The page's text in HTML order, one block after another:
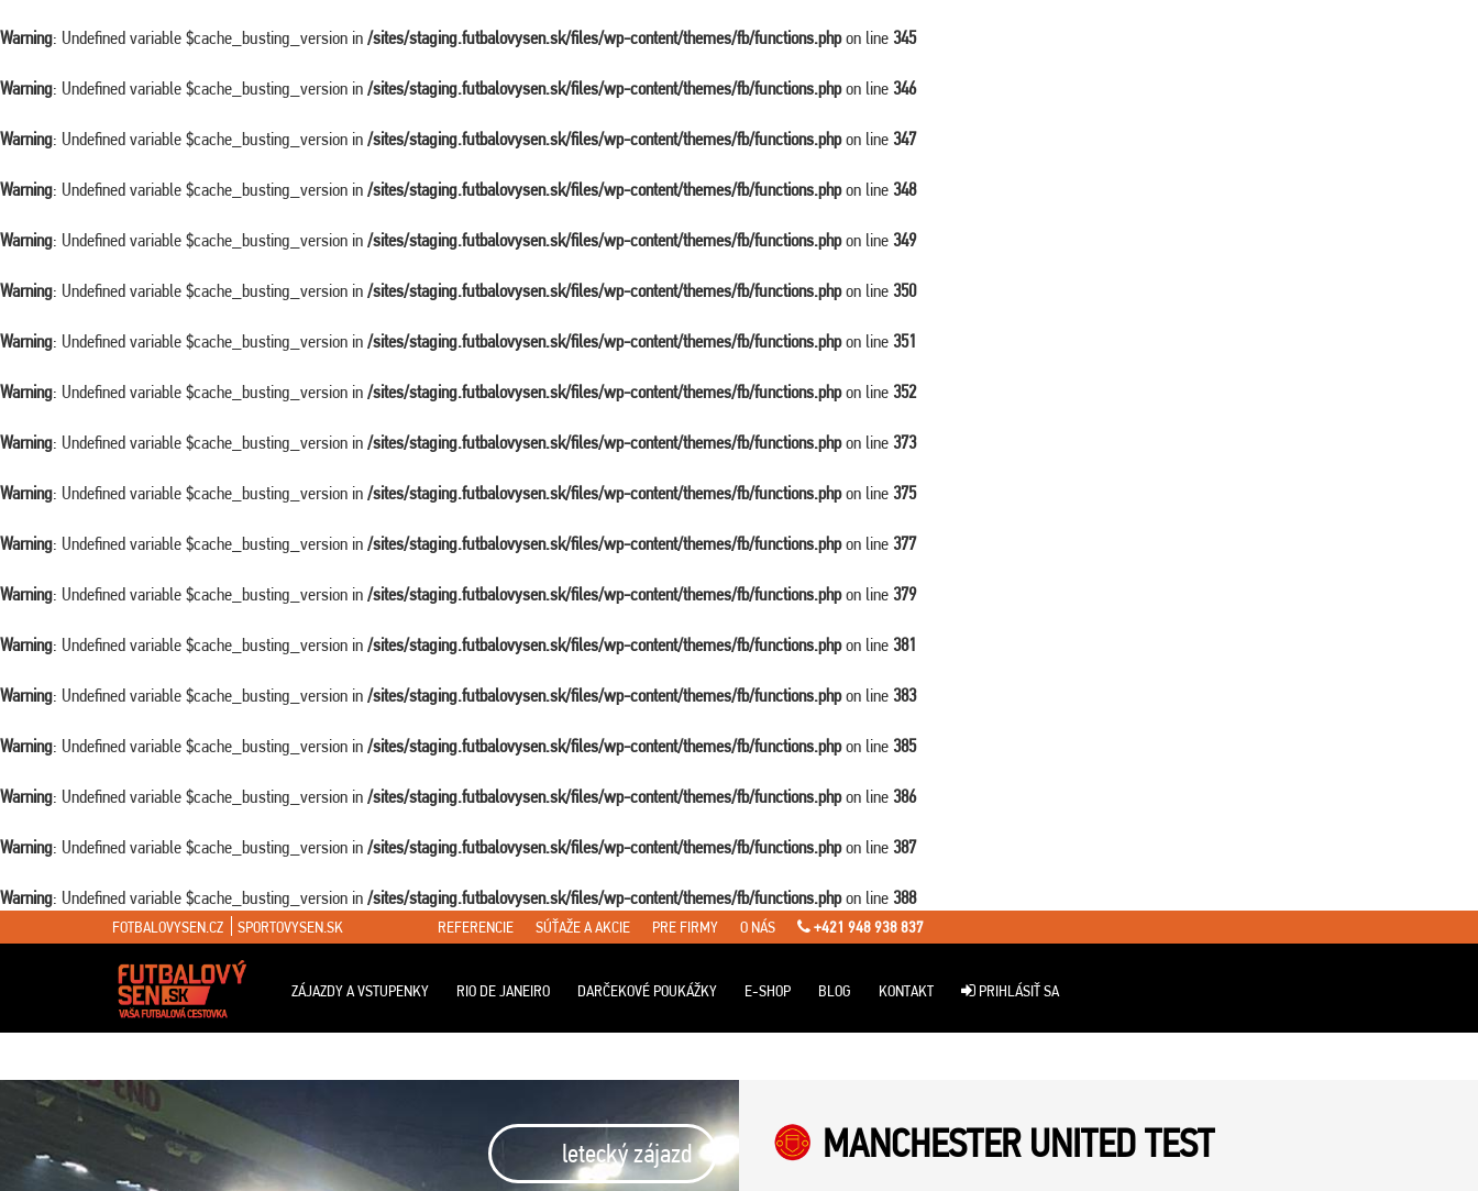
Warning: Undefined variable $cache_busting_version in /sites/staging.futbalovysen.sk/files/wp-content/themes/fb/functions.phpon line 345
Warning: Undefined variable $cache_busting_version in /sites/staging.futbalovysen.sk/files/wp-content/themes/fb/functions.phpon line 346
Warning: Undefined variable $cache_busting_version in /sites/staging.futbalovysen.sk/files/wp-content/themes/fb/functions.phpon line 347
Warning: Undefined variable $cache_busting_version in /sites/staging.futbalovysen.sk/files/wp-content/themes/fb/functions.phpon line 348
Warning: Undefined variable $cache_busting_version in /sites/staging.futbalovysen.sk/files/wp-content/themes/fb/functions.phpon line 349
Warning: Undefined variable $cache_busting_version in /sites/staging.futbalovysen.sk/files/wp-content/themes/fb/functions.phpon line 350
Warning: Undefined variable $cache_busting_version in /sites/staging.futbalovysen.sk/files/wp-content/themes/fb/functions.phpon line 351
Warning: Undefined variable $cache_busting_version in /sites/staging.futbalovysen.sk/files/wp-content/themes/fb/functions.phpon line 352
Warning: Undefined variable $cache_busting_version in /sites/staging.futbalovysen.sk/files/wp-content/themes/fb/functions.phpon line 373
Warning: Undefined variable $cache_busting_version in /sites/staging.futbalovysen.sk/files/wp-content/themes/fb/functions.phpon line 375
Warning: Undefined variable $cache_busting_version in /sites/staging.futbalovysen.sk/files/wp-content/themes/fb/functions.phpon line 377
Warning: Undefined variable $cache_busting_version in /sites/staging.futbalovysen.sk/files/wp-content/themes/fb/functions.phpon line 379
Warning: Undefined variable $cache_busting_version in /sites/staging.futbalovysen.sk/files/wp-content/themes/fb/functions.phpon line 381
Warning: Undefined variable $cache_busting_version in /sites/staging.futbalovysen.sk/files/wp-content/themes/fb/functions.phpon line 383
Warning: Undefined variable $cache_busting_version in /sites/staging.futbalovysen.sk/files/wp-content/themes/fb/functions.phpon line 385
Warning: Undefined variable $cache_busting_version in /sites/staging.futbalovysen.sk/files/wp-content/themes/fb/functions.phpon line 386
Warning: Undefined variable $cache_busting_version in /sites/staging.futbalovysen.sk/files/wp-content/themes/fb/functions.phpon line 387
Warning: Undefined variable $cache_busting_version in /sites/staging.futbalovysen.sk/files/wp-content/themes/fb/functions.phpon line 388
FOTBALOVYSEN.CZ SPORTOVYSEN.SK REFERENCIE SÚŤAŽE A AKCIE PRE FIRMY O NÁS +421 948 938 837
ZÁJAZDY A VSTUPENKY RIO DE JANEIRO DARČEKOVÉ POUKÁŽKY E-SHOP BLOG KONTAKT PRIHLÁSIŤ SA
: Attempt to read property "ID" on false in/sites/staging.futbalovysen.sk/files/wp-content/themes/fb/single-travel.phpon line 7
letecký zájazd
MANCHESTER UNITED TEST